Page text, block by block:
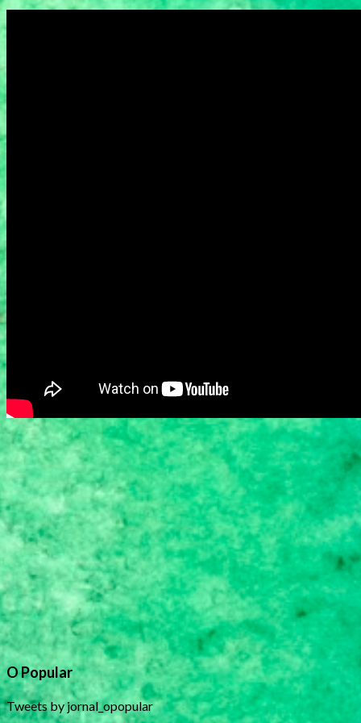
O Popular
Tweets by jornal_opopular